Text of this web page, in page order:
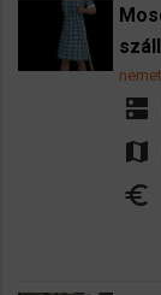
dns
map
euro